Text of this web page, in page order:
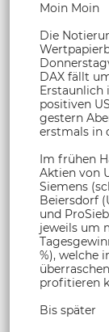
Moin Moin
Die
DAX fällt
Erstaunlich
positiven
gestern
erstmals in
Im frühen
Aktien von
Siemens
Beiersdorf
und
jeweils um
%), welche
profitieren
Bis später